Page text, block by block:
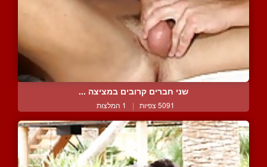
שני חברים קרובים במציצה ...
5091 צפיות | 1 המלצות